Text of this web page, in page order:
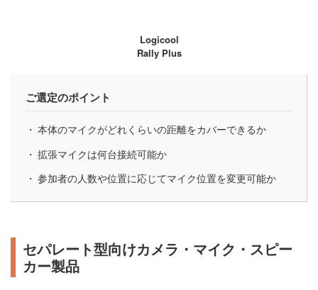
Logicool
Rally Plus
ご選定のポイント
本体のマイクがどれくらいの距離をカバーできるか
拡張マイクは何台接続可能か
参加者の人数や位置に応じてマイク位置を変更可能か
セパレート型向けカメラ・マイク・スピー
カー製品